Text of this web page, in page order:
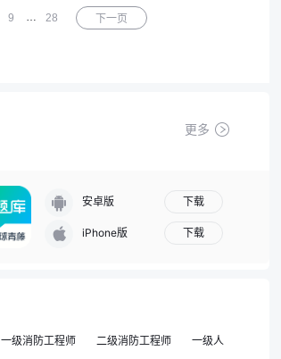
9 … 28 下一页
更多
安卓版 下载
iPhone版 下载
一级消防工程师 二级消防工程师 一级人